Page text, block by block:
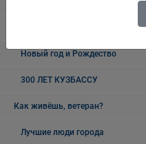
Новый год и Рождество
300 ЛЕТ КУЗБАССУ
Как живёшь, ветеран?
Лучшие люди города